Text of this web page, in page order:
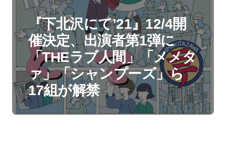
『下北沢にて’21』12/4開
催決定、出演者第1弾に
「THEラブ人間」「メメタ
ァ」「シャンプーズ」ら
17組が解禁